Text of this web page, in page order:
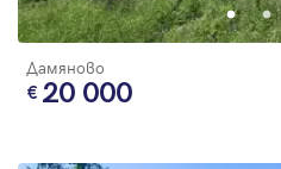
Дамяново
20 000